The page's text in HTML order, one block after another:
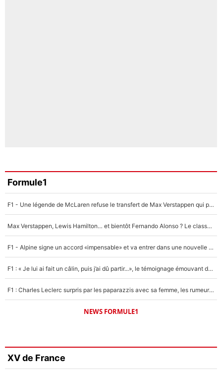
Formule1
F1 - Une légende de McLaren refuse le transfert de Max Verstappen qui pourrait «faire des vagues» et plomber l'ambiance dans l'équipe
Max Verstappen, Lewis Hamilton… et bientôt Fernando Alonso ? Le classement des pilotes les mieux payés en Formule 1 risque de changer !
F1 - Alpine signe un accord «impensable» et va entrer dans une nouvelle dimension : Grande nouvelle pour Pierre Gasly !
F1 : « Je lui ai fait un câlin, puis j’ai dû partir...», le témoignage émouvant de Max Verstappen sur sa fille
F1 : Charles Leclerc surpris par les paparazzis avec sa femme, les rumeurs étaient vraies !
NEWS FORMULE1
XV de France